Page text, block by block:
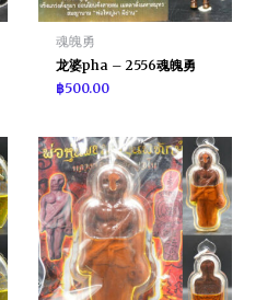
魂魄勇
龙婆pha – 2556魂魄勇
฿500.00